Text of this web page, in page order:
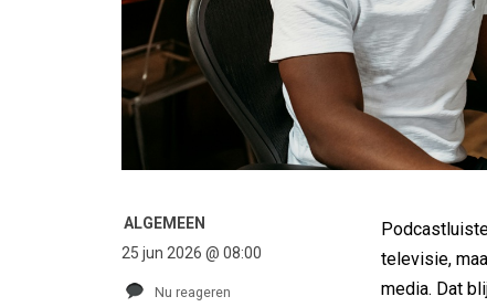
ALGEMEEN
25 jun 2026 @ 08:00
Nu reageren
televisie,
media. Dat